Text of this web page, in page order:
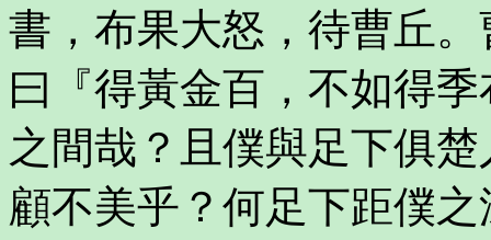
書，布果大怒，待曹丘
曰『得黃金百，不如得
之間哉？且僕與足下俱
顧不美乎？何足下距僕